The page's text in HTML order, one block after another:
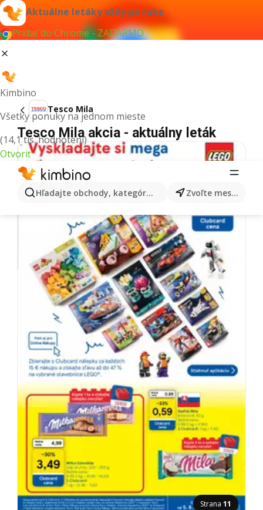
Aktuálne letáky vždy po ruke
Pridať do Chrome - ZADARMO
Kimbino
Všetky ponuky na jednom mieste
(14,1 tis. hodnotení)
Otvoriť
Hľadajte obchody, kategórie, produkty... Zvoľte mesto
Tesco Mila
Tesco Mila akcia - aktuálny leták
Strana 11